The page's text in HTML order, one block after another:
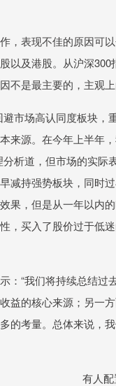
，表现不佳的原因可
以及港股。从沪深
不是最主要的，主观上
避市场高认同度板块
来源。在今年上半年
析道，但市场的实际
减持强势板块，同时
果，但是从一年以内
，买入了股价过于低
：“我们将持续总结
益的核心来源；另一
的考量。总体来说，
有人配